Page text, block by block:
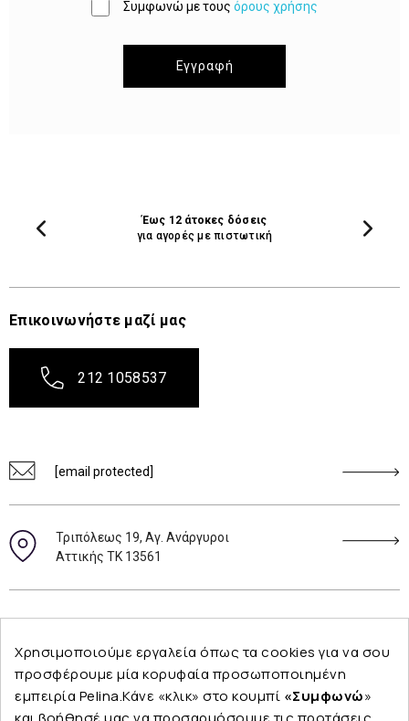
Συμφωνώ με τους όρους χρήσης
Εγγραφή
Έως 12 άτοκες δόσεις
για αγορές με πιστωτική
Επικοινωνήστε μαζί μας
212 1058537
[email protected]
Τριπόλεως 19, Αγ. Ανάργυροι
Αττικής ΤΚ 13561
Χρησιμοποιούμε εργαλεία όπως τα cookies για να σου
προσφέρουμε μία κορυφαία προσωποποιημένη
εμπειρία Pelina.Κάνε «κλικ» στο κουμπί «Συμφωνώ»